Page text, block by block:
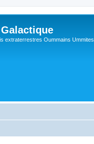
extraterrestres Oummains Ummites